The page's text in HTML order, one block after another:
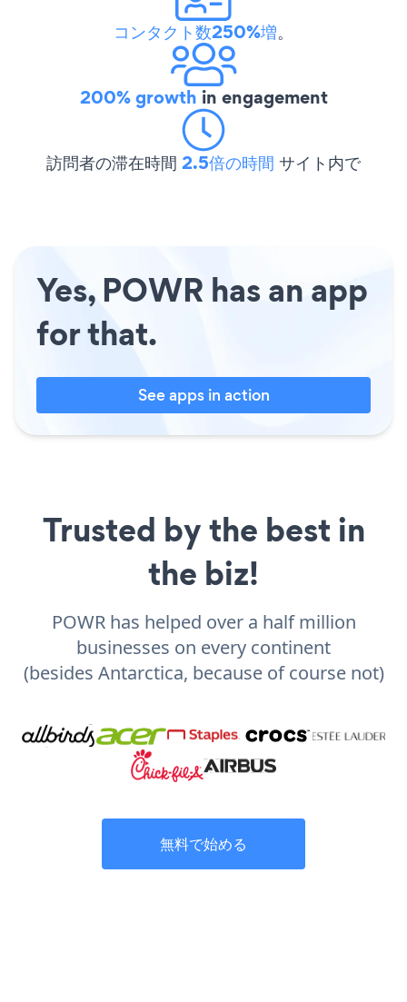
コンタクト数250%増。
200% growth in engagement
訪問者の滞在時間 2.5倍の時間 サイト内で
Yes, POWR has an app
for that.
See apps in action
Trusted by the best in
the biz!
POWR has helped over a half million
businesses on every continent
(besides Antarctica, because of course not)
無料で始める